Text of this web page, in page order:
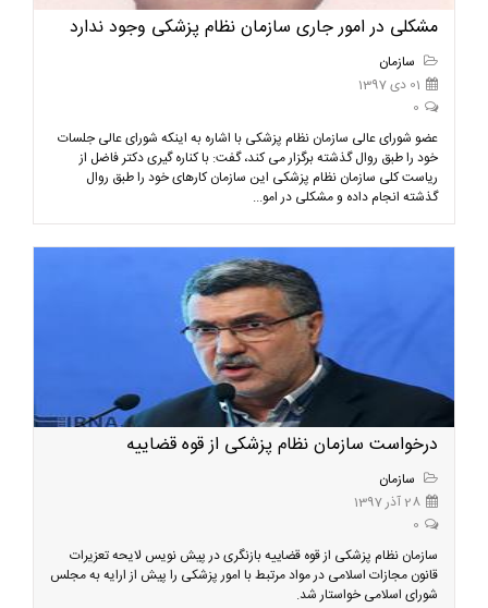
مشکلی در امور جاری سازمان نظام پزشکی وجود ندارد
سازمان
01 دی 1397
0
عضو شورای عالی سازمان نظام پزشکی با اشاره به اینکه شورای عالی جلسات
خود را طبق روال گذشته برگزار می کند، گفت: با کناره گیری دکتر فاضل از
ریاست کلی سازمان نظام پزشکی این سازمان کارهای خود را طبق روال
گذشته انجام داده و مشکلی در امو...
درخواست سازمان نظام پزشکی از قوه قضاییه
سازمان
28 آذر 1397
0
سازمان نظام پزشکی از قوه قضاییه بازنگری در پیش نویس لایحه تعزیرات
قانون مجازات اسلامی در مواد مرتبط با امور پزشکی را پیش از ارایه به مجلس
شورای اسلامی خواستار شد.